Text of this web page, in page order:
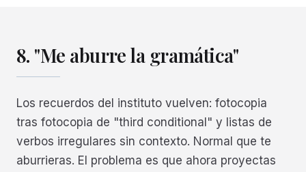
8. "Me aburre la gramática"
Los recuerdos del instituto vuelven: fotocopia
tras fotocopia de "third conditional" y listas de
verbos irregulares sin contexto. Normal que te
aburrieras. El problema es que ahora proyectas